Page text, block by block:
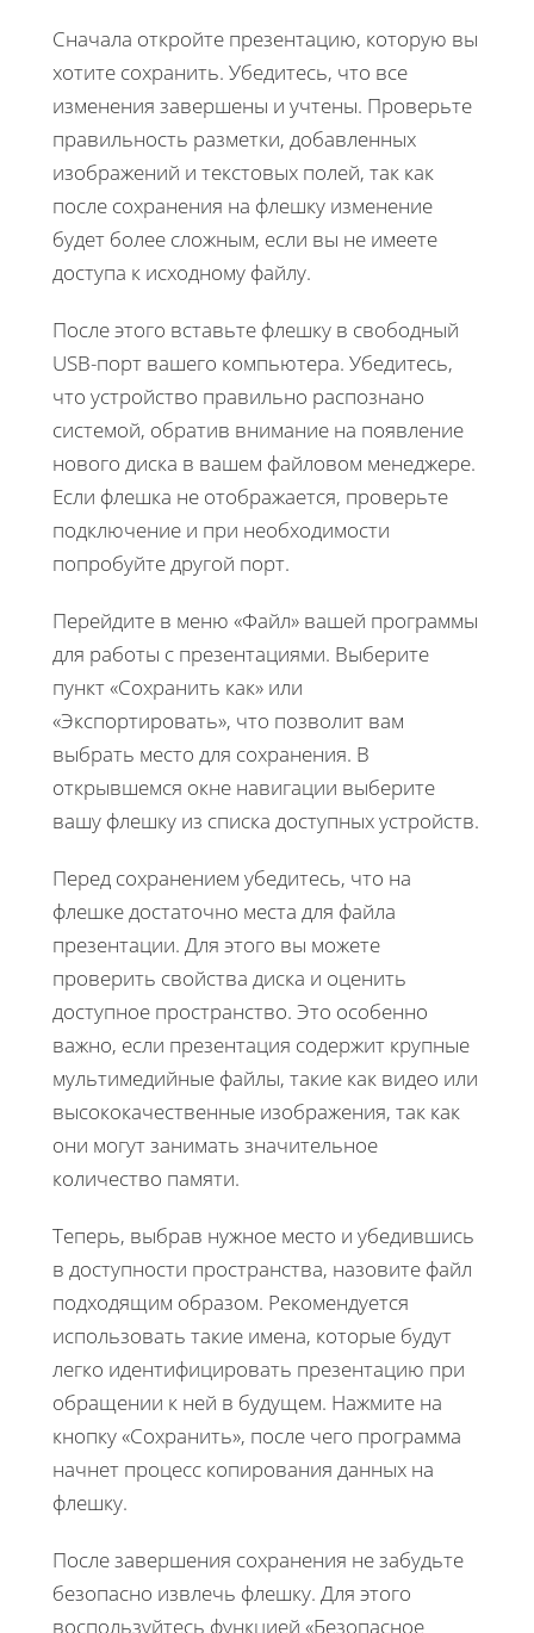
Сначала откройте презентацию, которую вы
хотите сохранить. Убедитесь, что все
изменения завершены и учтены. Проверьте
правильность разметки, добавленных
изображений и текстовых полей, так как
после сохранения на флешку изменение
будет более сложным, если вы не имеете
доступа к исходному файлу.
После этого вставьте флешку в свободный
USB-порт вашего компьютера. Убедитесь,
что устройство правильно распознано
системой, обратив внимание на появление
нового диска в вашем файловом менеджере.
Если флешка не отображается, проверьте
подключение и при необходимости
попробуйте другой порт.
Перейдите в меню «Файл» вашей программы
для работы с презентациями. Выберите
пункт «Сохранить как» или
«Экспортировать», что позволит вам
выбрать место для сохранения. В
открывшемся окне навигации выберите
вашу флешку из списка доступных устройств.
Перед сохранением убедитесь, что на
флешке достаточно места для файла
презентации. Для этого вы можете
проверить свойства диска и оценить
доступное пространство. Это особенно
важно, если презентация содержит крупные
мультимедийные файлы, такие как видео или
высококачественные изображения, так как
они могут занимать значительное
количество памяти.
Теперь, выбрав нужное место и убедившись
в доступности пространства, назовите файл
подходящим образом. Рекомендуется
использовать такие имена, которые будут
легко идентифицировать презентацию при
обращении к ней в будущем. Нажмите на
кнопку «Сохранить», после чего программа
начнет процесс копирования данных на
флешку.
После завершения сохранения не забудьте
безопасно извлечь флешку. Для этого
воспользуйтесь функцией «Безопасное